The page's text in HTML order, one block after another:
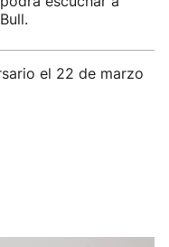
el 22 de marzo